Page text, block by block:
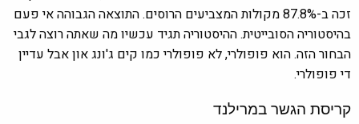
זכה ב-87.8% מקולות המצביעים הרוסים. התוצאה הגבוהה אי פעם
בהיסטוריה הסובייטית. ההיסטוריה תגיד עכשיו מה שאתה רוצה לגבי
הבחור הזה. הוא פופולרי, לא פופולרי כמו קים ג'ונג און אבל עדיין
די פופולרי.
קריסת הגשר במרילנד